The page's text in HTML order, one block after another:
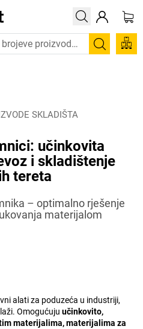
proizvoda s brzom
SKLADIŠTA
učinkovita
i skladištenje
tereta
– optimalno rješenje
materijalom
alati za poduzeća u industriji,
Omogućuju učinkovito,
materijalima, materijalima za